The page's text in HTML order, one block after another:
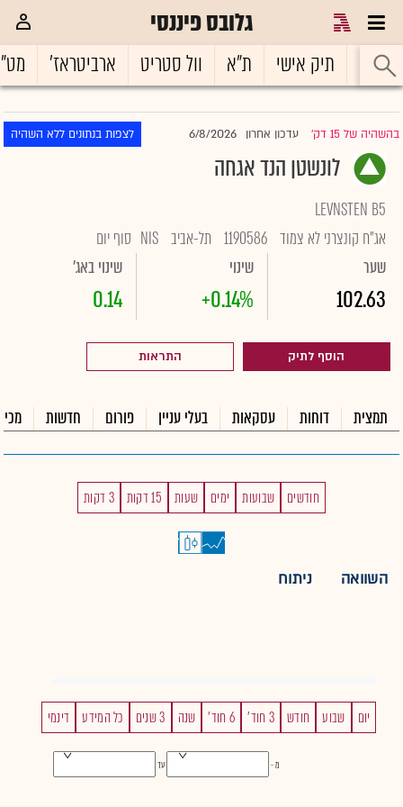
גלובס פיננסי
ראשי תיק אישי ת"א וול סטריט ארביטראז'
בהשהיה של 15 דק' |עדכון אחרון 6/8/2026 לצפות בנתונים ללא השהיה
לונשטן הנד אגחה
LEVNSTEN B5
אג"ח קונצרני לא צמוד 1190586 תל-אביב NIS סוף יום
שער
102.63
שינוי
+0.14%
שינוי באג'
0.14
הוסף לתיק התראות
תמצית דוחות עסקאות בעלי עניין פורום חדשות
חודשים שבועות ימים שעות 15 דקות 3 דקות
השוואה ניתוח
יום שבוע חודש 3 חוד' 6 חוד' שנה 3 שנים כל המידע דינמי
מ - עד